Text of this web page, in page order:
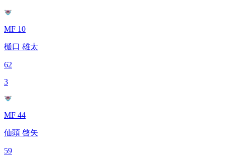
MF 10
樋口 雄太
62
3
MF 44
仙頭 啓矢
59